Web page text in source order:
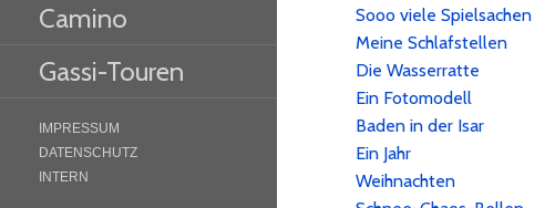
Camino
Gassi-Touren
IMPRESSUM
DATENSCHUTZ
INTERN
Sooo viele Spielsachen
Meine Schlafstellen
Die Wasserratte
Ein Fotomodell
Baden in der Isar
Ein Jahr
Weihnachten